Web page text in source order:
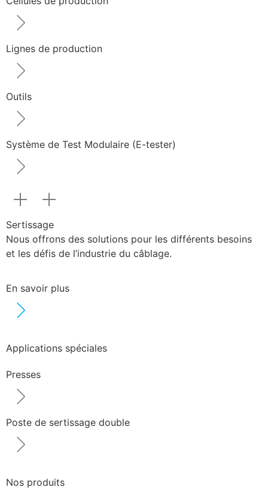
Lignes de production
Outils
Système de Test Modulaire (E-tester)
Sertissage
Nous offrons des solutions pour les différents besoins
et les défis de l’industrie du câblage.
En savoir plus
Applications spéciales
Presses
Poste de sertissage double
Nos produits